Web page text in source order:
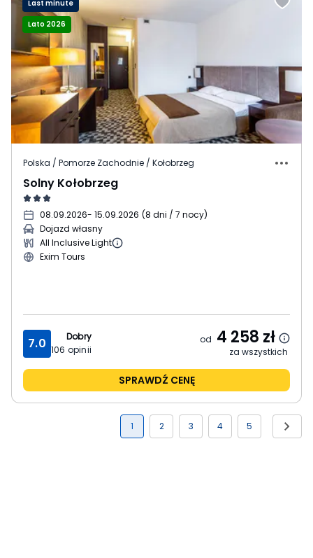
Last minute
Lato 2026
Polska / Pomorze Zachodnie / Kołobrzeg
Solny Kołobrzeg
08.09.2026- 15.09.2026 (8 dni / 7 nocy)
Dojazd własny
All Inclusive Light
Exim Tours
7.0
Dobry
106 opinii
od 4 258 zł
za wszystkich
SPRAWDŹ CENĘ
1 2 3 4 5